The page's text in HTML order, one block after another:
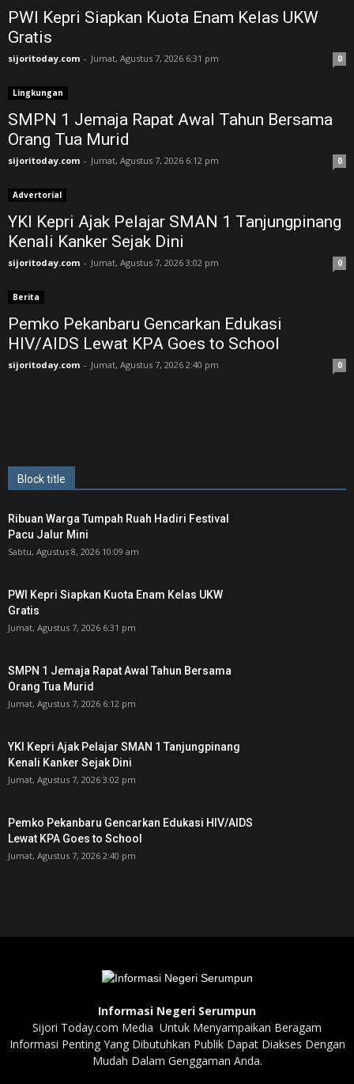
PWI Kepri Siapkan Kuota Enam Kelas UKW
Gratis
sijoritoday.com - Jumat, Agustus 7, 2026 6:31 pm 0
Lingkungan
SMPN 1 Jemaja Rapat Awal Tahun Bersama
Orang Tua Murid ‎
sijoritoday.com - Jumat, Agustus 7, 2026 6:12 pm 0
Advertorial
YKI Kepri Ajak Pelajar SMAN 1 Tanjungpinang
Kenali Kanker Sejak Dini
sijoritoday.com - Jumat, Agustus 7, 2026 3:02 pm 0
Berita
Pemko Pekanbaru Gencarkan Edukasi
HIV/AIDS Lewat KPA Goes to School
sijoritoday.com - Jumat, Agustus 7, 2026 2:40 pm 0
Block title
Ribuan Warga Tumpah Ruah Hadiri Festival
Pacu Jalur Mini
Sabtu, Agustus 8, 2026 10:09 am
PWI Kepri Siapkan Kuota Enam Kelas UKW
Gratis
Jumat, Agustus 7, 2026 6:31 pm
SMPN 1 Jemaja Rapat Awal Tahun Bersama
Orang Tua Murid ‎
Jumat, Agustus 7, 2026 6:12 pm
YKI Kepri Ajak Pelajar SMAN 1 Tanjungpinang
Kenali Kanker Sejak Dini
Jumat, Agustus 7, 2026 3:02 pm
Pemko Pekanbaru Gencarkan Edukasi HIV/AIDS
Lewat KPA Goes to School
Jumat, Agustus 7, 2026 2:40 pm
Informasi Negeri Serumpun
Sijori Today.com Media Untuk Menyampaikan Beragam
Informasi Penting Yang Dibutuhkan Publik Dapat Diakses Dengan
Mudah Dalam Genggaman Anda.